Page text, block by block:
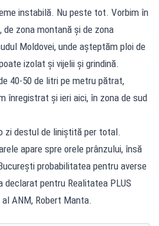
instabilă. Nu peste tot. Vorbim în
de zona montană și de zona
Moldovei, unde așteptăm ploi de
izolat și vijelii și grindină.
40-50 de litri pe metru pătrat,
înregistrat și ieri aici, în zona de sud
zi destul de liniștită per total.
apare spre orele prânzului, însă
probabilitatea pentru averse
declarat pentru Realitatea PLUS
ANM, Robert Manta.